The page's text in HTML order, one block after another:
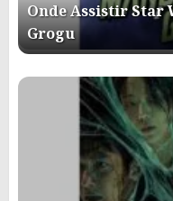
Onde Assistir Star
Grogu